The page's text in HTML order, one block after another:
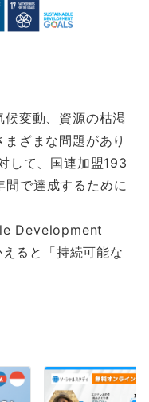
変動、資源の枯渇
ざまな問題があり
して、国連加盟193
で達成するために
Development
ると「持続可能な